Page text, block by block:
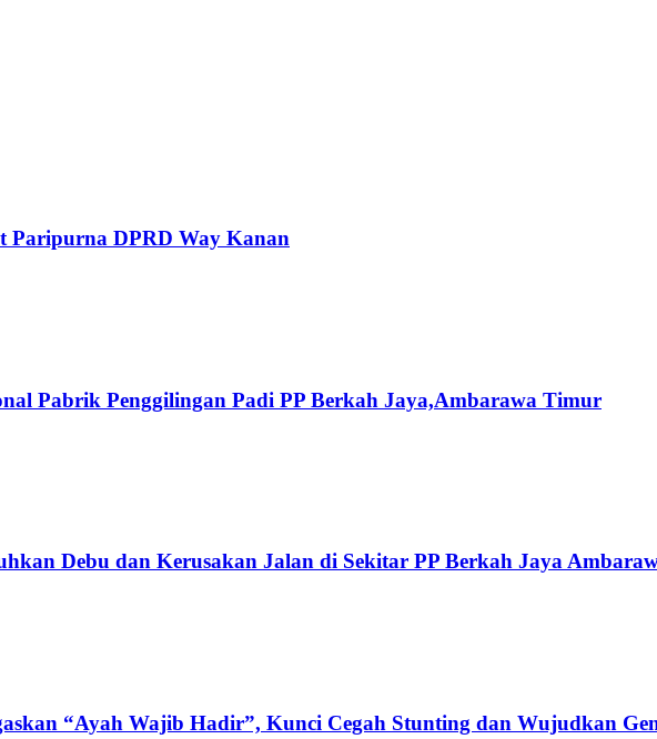
Paripurna DPRD Way Kanan
Pabrik Penggilingan Padi PP Berkah Jaya,‎Ambarawa Timur
Debu dan Kerusakan Jalan di Sekitar PP Berkah Jaya
“Ayah Wajib Hadir”, Kunci Cegah Stunting dan Wujudkan